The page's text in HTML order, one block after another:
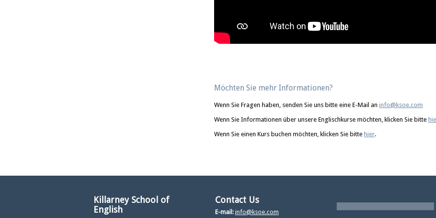
Möchten Sie mehr Informationen?
Wenn Sie Fragen haben, senden Sie uns bitte eine E-Mail an info@ksoe.com
Wenn Sie Informationen über unsere Englischkurse möchten, klicken Sie bitte
Wenn Sie einen Kurs buchen möchten, klicken Sie bitte hier.
Killarney School of
English
Contact Us
E-mail: info@ksoe.com